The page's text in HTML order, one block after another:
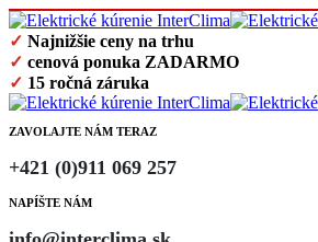
✓ Najnižšie ceny na trhu
✓ cenová ponuka ZADARMO
✓ 15 ročná záruka
ZAVOLAJTE NÁM TERAZ
+421 (0)911 069 257
NAPÍŠTE NÁM